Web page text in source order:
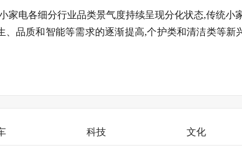
家电各细分行业品类景气度持续呈现分化状态,传统小
、品质和智能等需求的逐渐提高,个护类和清洁类等新
科技 文化